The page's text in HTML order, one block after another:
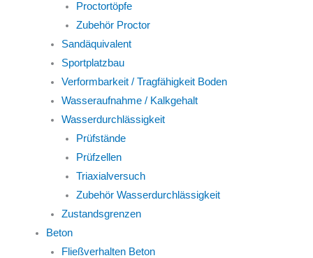
Proctortöpfe
Zubehör Proctor
Sandäquivalent
Sportplatzbau
Verformbarkeit / Tragfähigkeit Boden
Wasseraufnahme / Kalkgehalt
Wasserdurchlässigkeit
Prüfstände
Prüfzellen
Triaxialversuch
Zubehör Wasserdurchlässigkeit
Zustandsgrenzen
Beton
Fließverhalten Beton